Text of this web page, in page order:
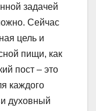
задачей
Сейчас
цель и
пищи, как
пост – это
каждого
духовный